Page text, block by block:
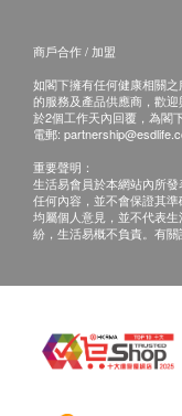
商戶合作 / 加盟
如閣下擁有任何健康相關
的服務及產品供應商，歡
於2個工作天內回覆，為閣
電郵:
重要聲明：
生活易會員於本網站內所
任何內容，並不會保證其
均屬個人意見，並不代表
紛，生活易概不負責。有關